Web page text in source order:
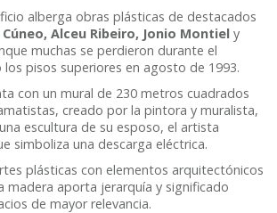
alberga obras plásticas de destacados
Cúneo, Alceu Ribeiro, Jonio Montiel y
muchas se perdieron durante el
pisos superiores en agosto de 1993.
con un mural de 230 metros cuadrados
creado por la pintora y muralista,
escultura de su esposo, el artista
simboliza una descarga eléctrica.
plásticas con elementos arquitectónicos
madera aporta jerarquía y significado
de mayor relevancia.